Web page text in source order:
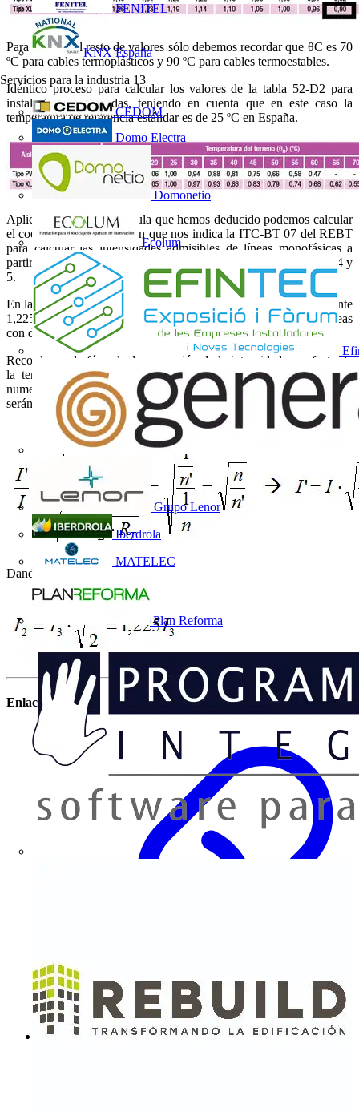
FENITEL
KNX España
Servicios para la industria 13
CEDOM
Domo Electra
Domonetio
Ecolum
Grupo Lenor
Iberdrola
MATELEC
Plan Reforma
Para obtener el resto de valores sólo debemos recordar que θC es 70
ºC para cables termoplásticos y 90 ºC para cables termoestables.
Idéntico proceso para calcular los valores de la tabla 52-D2 para
instalaciones enterradas, teniendo en cuenta que en este caso la
temperatura de referencia estándar es de 25 ºC en España.
Aplicando la misma fórmula que hemos deducido podemos calcular
el coeficiente de corrección que nos indica la ITC-BT 07 del REBT
para calcular las intensidades admisibles de líneas monofásicas a
partir de los valores de líneas trifásicas que recogen en las tablas 4 y
5.
En las notas a pie de tabla se contempla la aplicación del coeficiente
1,225 para obtener los valores de intensidad admisible para líneas
con dos conductores en lugar de 3.
Recordamos la fórmula de corrección de la intensidad por efecto de
la temperatura. En este caso tendremos los mismos términos en
numerador y denominador salvo el número de conductores que
serán 2 en un caso y 3 en otro.
Dando valores:
Enlaces